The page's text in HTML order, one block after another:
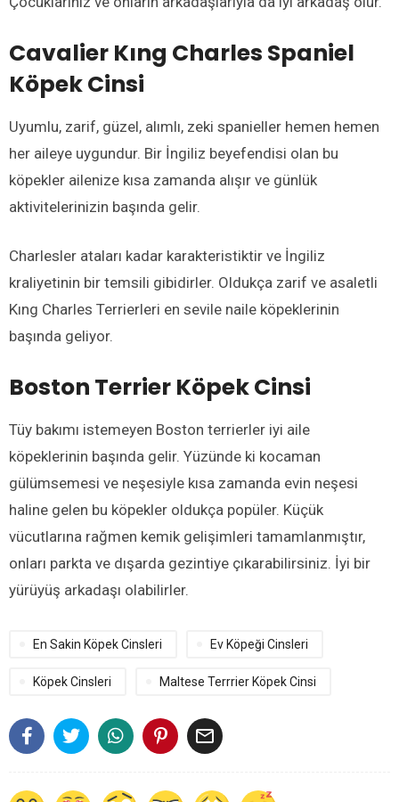

Cavalier Kıng Charles Spaniel
Köpek Cinsi
Uyumlu, zarif, güzel, alımlı, zeki spanieller hemen hemen
her aileye uygundur. Bir İngiliz beyefendisi olan bu
köpekler ailenize kısa zamanda alışır ve günlük
aktivitelerinizin başında gelir.
Charlesler ataları kadar karakteristiktir ve İngiliz
kraliyetinin bir temsili gibidirler. Oldukça zarif ve asaletli
Kıng Charles Terrierleri en sevile naile köpeklerinin
başında geliyor.
Boston Terrier Köpek Cinsi
Tüy bakımı istemeyen Boston terrierler iyi aile
köpeklerinin başında gelir. Yüzünde ki kocaman
gülümsemesi ve neşesiyle kısa zamanda evin neşesi
haline gelen bu köpekler oldukça popüler. Küçük
vücutlarına rağmen kemik gelişimleri tamamlanmıştır,
onları parkta ve dışarda gezintiye çıkarabilirsiniz. İyi bir
yürüyüş arkadaşı olabilirler.
En Sakin Köpek Cinsleri Ev Köpeği Cinsleri
Köpek Cinsleri Maltese Terrrier Köpek Cinsi